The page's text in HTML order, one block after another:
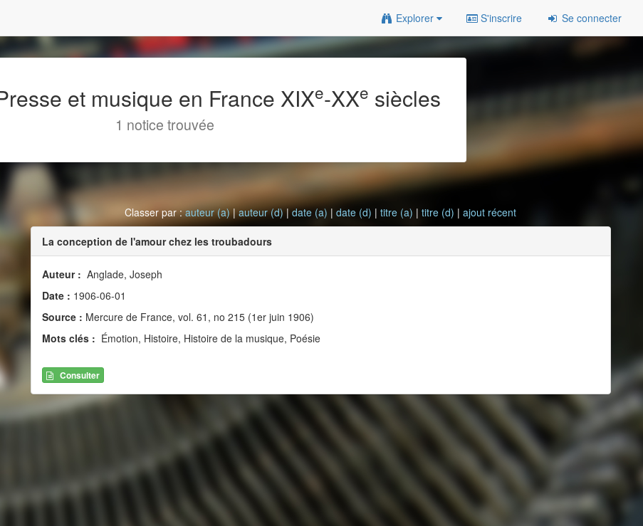
Explorer S'inscrire Se connecter
et musique en France XIXe-XXe siècles
1 notice trouvée
Classer par :auteur (a)|auteur (d)|date (a) |date (d) |titre (a) |titre (d) |ajout récent
La conception de l'amour chez les troubadours
Auteur : Anglade, Joseph
Date : 1906-06-01
Source : Mercure de France, vol. 61, no 215 (1er juin 1906)
Mots clés : Émotion, Histoire, Histoire de la musique, Poésie
Consulter